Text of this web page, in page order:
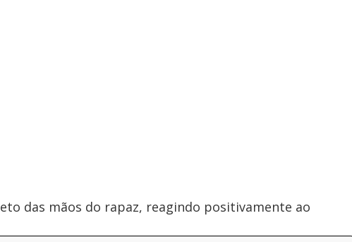
das mãos do rapaz, reagindo positivamente ao